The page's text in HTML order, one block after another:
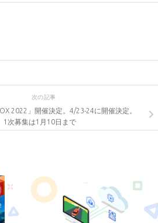
次の記事
2022」開催決定。4/23-24に開催決定。
1次募集は1月10日まで